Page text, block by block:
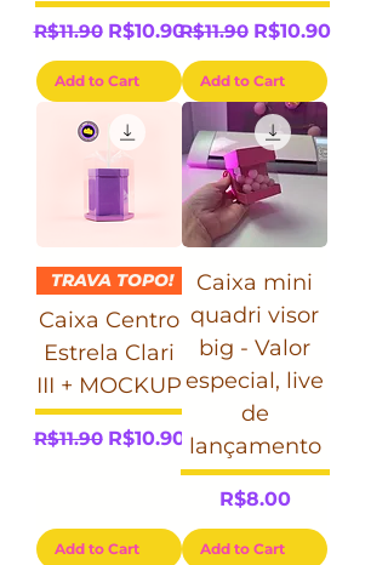
Regular Price
R$11.90 Sale Price
R$10.90
Add to Cart
Regular Price
R$11.90 Sale Price
R$10.90
Add to Cart
TRAVA TOPO!
Caixa Centro
Estrela Clari
III + MOCKUP
Regular Price
R$11.90 Sale Price
R$10.90
Add to Cart
Caixa mini
quadri visor
big - Valor
especial, live
de
lançamento
Price
R$8.00
Add to Cart